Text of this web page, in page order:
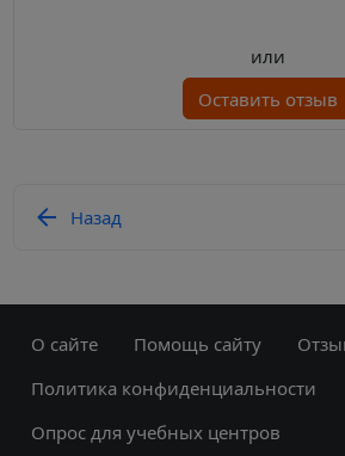
или
Оставить отзыв
Назад
О сайте Помощь сайту
Политика конфиденциальности
Опрос для учебных центров